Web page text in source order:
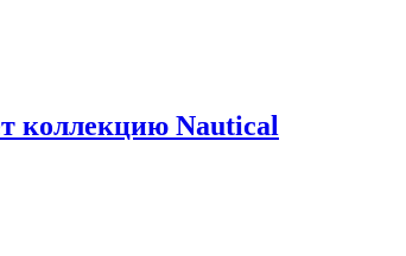
коллекцию Nautical